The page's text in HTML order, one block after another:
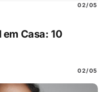
02/05
Casa: 10
02/05